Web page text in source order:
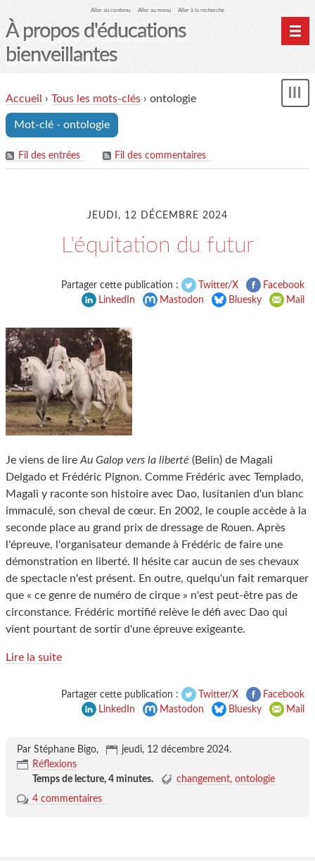
Aller au contenu Aller au menu Aller à la recherche
À propos d'éducations
bienveillantes
Archives
Mon monde du cheval
Accueil › Tous les mots-clés › ontologie
Mot-clé - ontologie
Fil des entrées Fil des commentaires
JEUDI, 12 DÉCEMBRE 2024
L'équitation du futur
Partager cette publication : Twitter/X
Facebook
LinkedIn
Mastodon Bluesky Mail
Je viens de lire Au Galop vers la liberté (Belin) de Magali
Delgado et Frédéric Pignon. Comme Frédéric avec Templado,
Magali y raconte son histoire avec Dao, lusitanien d'un blanc
immaculé, son cheval de cœur. En 2002, le couple accède à la
seconde place au grand prix de dressage de Rouen. Après
l'épreuve, l'organisateur demande à Frédéric de faire une
démonstration en liberté. Il hésite car aucun de ses chevaux
de spectacle n'est présent. En outre, quelqu'un fait remarquer
que « ce genre de numéro de cirque » n'est peut-être pas de
circonstance. Frédéric mortifié relève le défi avec Dao qui
vient pourtant de sortir d'une épreuve exigeante.
Lire la suite
Partager cette publication : Twitter/X
Facebook
LinkedIn
Mastodon Bluesky Mail
Par Stéphane Bigo, jeudi, 12 décembre 2024.
Réflexions
Temps de lecture, 4 minutes. changement ontologie
4 commentaires